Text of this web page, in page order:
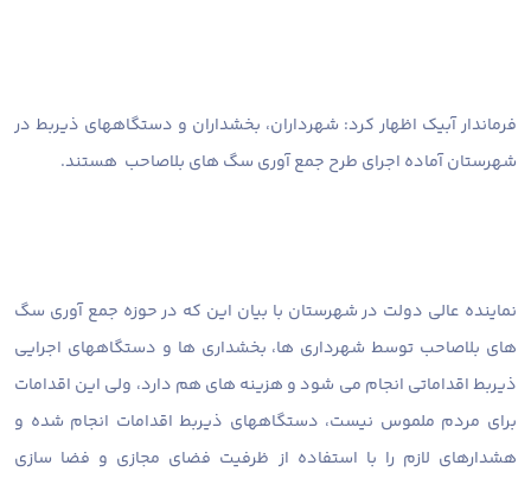
فرماندار آبیک اظهار کرد: شهرداران، بخشداران و دستگاههای ذیربط در
شهرستان آماده اجرای طرح جمع آوری سگ های بلاصاحب هستند.
نماینده عالی دولت در شهرستان با بیان این که در حوزه جمع آوری سگ
های بلاصاحب توسط شهرداری ها، بخشداری ها و دستگاههای اجرایی
ذیربط اقداماتی انجام می شود و هزینه های هم دارد، ولی این اقدامات
برای مردم ملموس نیست، دستگاههای ذیربط اقدامات انجام شده و
هشدارهای لازم را با استفاده از ظرفیت فضای مجازی و فضا سازی